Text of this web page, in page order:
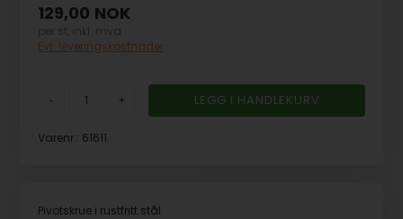
Pivotskrue i rustfritt stål.
129,00 NOK
Evt. leveringskostnader
- +
Varenr.: 61611